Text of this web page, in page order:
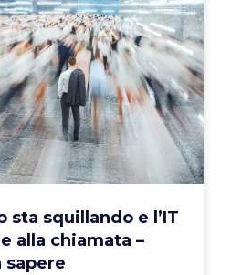
sta squillando e l’IT
alla chiamata –
sapere